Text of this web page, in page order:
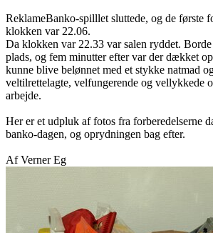
ReklameBanko-spilllet sluttede, og de første
klokken var 22.06.
Da klokken var 22.33 var salen ryddet. Borde
plads, og fem minutter efter var der dækket
kunne blive belønnet med et stykke natmad
veltilrettelagte, velfungerende og vellykkede
arbejde.
Her er et udpluk af fotos fra forberedelserne
banko-dagen, og oprydningen bag efter.
Af Verner Eg